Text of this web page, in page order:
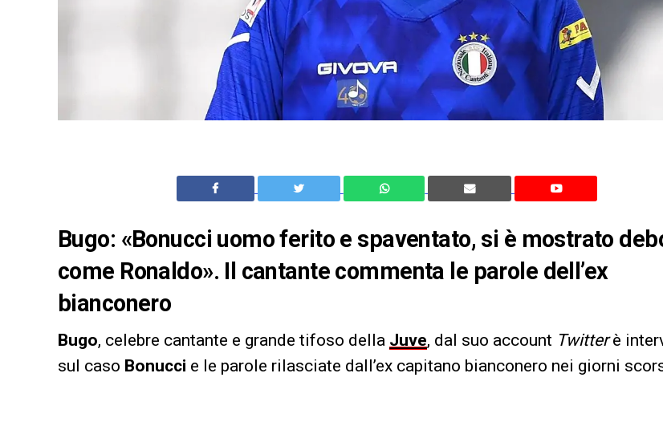
Bugo: «Bonucci uomo ferito e spaventato, si è mostrato
come Ronaldo». Il cantante commenta le parole dell’ex
bianconero
Bugo, celebre cantante e grande tifoso della Juve, dal suo account Twitterè
sul caso Bonucci e le parole rilasciate dall’ex capitano bianconero nei giorni